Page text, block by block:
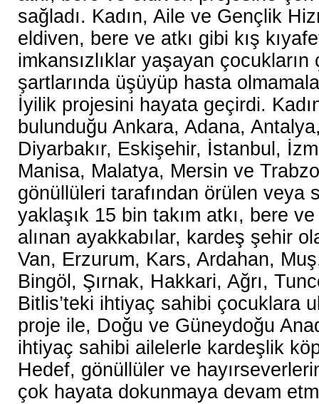
sağladı. Kadın, Aile ve Gençlik
eldiven, bere ve atkı gibi kış
imkansızlıklar yaşayan çocukların
şartlarında üşüyüp hasta
İyilik projesini hayata geçirdi.
bulunduğu Ankara, Adana,
Diyarbakır, Eskişehir, İstanbul,
Manisa, Malatya, Mersin ve
gönüllüleri tarafından örülen veya
yaklaşık 15 bin takım atkı, bere
alınan ayakkabılar, kardeş şehir
Van, Erzurum, Kars, Ardahan,
Bingöl, Şırnak, Hakkari, Ağrı,
Bitlis’teki ihtiyaç sahibi çocuklara
proje ile, Doğu ve Güneydoğu
ihtiyaç sahibi ailelerle kardeşlik
Hedef, gönüllüler ve
çok hayata dokunmaya devam